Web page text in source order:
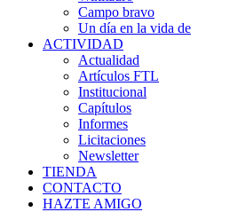
Campo bravo
Un día en la vida de
ACTIVIDAD
Actualidad
Artículos FTL
Institucional
Capítulos
Informes
Licitaciones
Newsletter
TIENDA
CONTACTO
HAZTE AMIGO